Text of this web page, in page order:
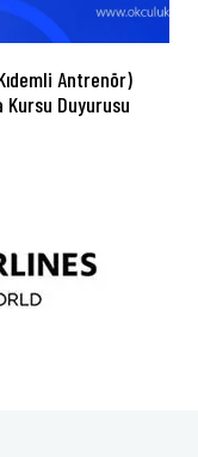
Antrenör)
Duyurusu